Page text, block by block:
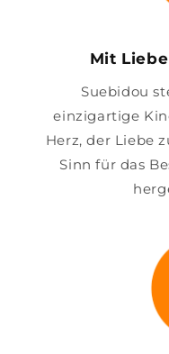
Mit
Suebidou
einzigartige
Herz, der Liebe
Sinn für das